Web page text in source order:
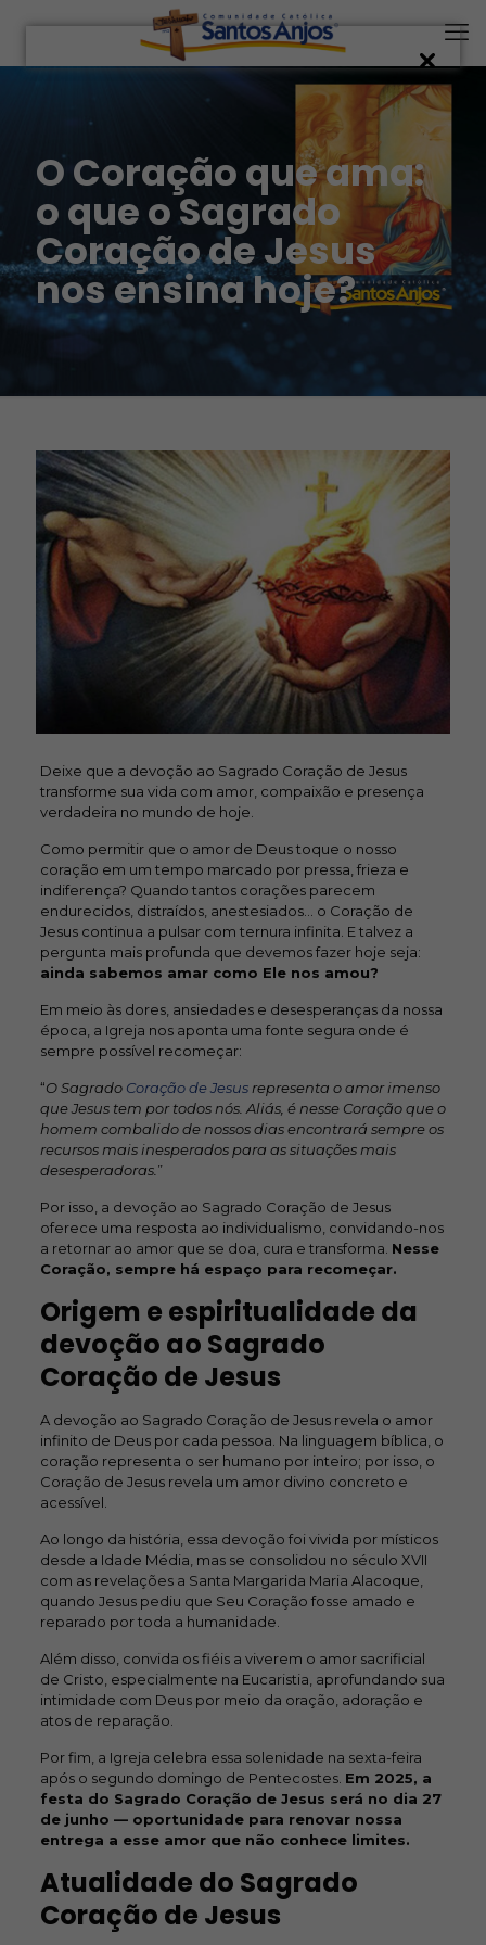
O Coração que ama:
o que o Sagrado
Coração de Jesus
nos ensina hoje?
Deixe que a devoção ao Sagrado Coração de Jesus
transforme sua vida com amor, compaixão e presença
verdadeira no mundo de hoje.
Como permitir que o amor de Deus toque o nosso
coração em um tempo marcado por pressa, frieza e
indiferença? Quando tantos corações parecem
endurecidos, distraídos, anestesiados… o Coração de
Jesus continua a pulsar com ternura infinita. E talvez a
pergunta mais profunda que devemos fazer hoje seja:
ainda sabemos amar como Ele nos amou?
Em meio às dores, ansiedades e desesperanças da nossa
época, a Igreja nos aponta uma fonte segura onde é
sempre possível recomeçar:
“O Sagrado Coração de Jesusrepresenta o amor imenso
que Jesus tem por todos nós. Aliás, é nesse Coração que o
homem combalido de nossos dias encontrará sempre os
recursos mais inesperados para as situações mais
desesperadoras.”
Por isso, a devoção ao Sagrado Coração de Jesus
oferece uma resposta ao individualismo, convidando-nos
a retornar ao amor que se doa, cura e transforma. Nesse
Coração, sempre há espaço para recomeçar.
Origem e espiritualidade da
devoção ao Sagrado
Coração de Jesus
A devoção ao Sagrado Coração de Jesus revela o amor
infinito de Deus por cada pessoa. Na linguagem bíblica, o
coração representa o ser humano por inteiro; por isso, o
Coração de Jesus revela um amor divino concreto e
acessível.
Ao longo da história, essa devoção foi vivida por místicos
desde a Idade Média, mas se consolidou no século XVII
com as revelações a Santa Margarida Maria Alacoque,
quando Jesus pediu que Seu Coração fosse amado e
reparado por toda a humanidade.
Além disso, convida os fiéis a viverem o amor sacrificial
de Cristo, especialmente na Eucaristia, aprofundando sua
intimidade com Deus por meio da oração, adoração e
atos de reparação.
Por fim, a Igreja celebra essa solenidade na sexta-feira
após o segundo domingo de Pentecostes. Em 2025, a
festa do Sagrado Coração de Jesus será no dia 27
de junho — oportunidade para renovar nossa
entrega a esse amor que não conhece limites.
Atualidade do Sagrado
Coração de Jesus